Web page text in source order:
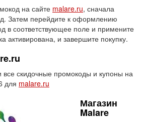
на сайте malare.ru, сначала
Затем перейдите к оформлению
в соответствующее поле и примените
активирована, и завершите покупку.
все скидочные промокоды и купоны на
для malare.ru
Магазин
Malare